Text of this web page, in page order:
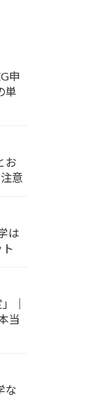
申
単
お
意
は
｜
当
な